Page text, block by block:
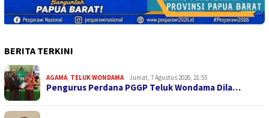
BERITA TERKINI
AGAMA, TELUK WONDAMA Jumat, 7 Agustus 2026, 21:55
Pengurus Perdana PGGP Teluk Wondama Dila…